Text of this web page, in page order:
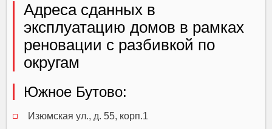
Адреса сданных в
эксплуатацию домов в рамках
реновации с разбивкой по
округам
Южное Бутово:
Изюмская ул., д. 55, корп.1